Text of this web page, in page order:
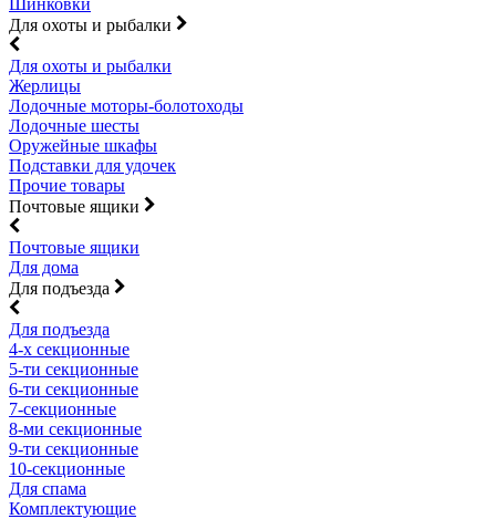
Шинковки
Для охоты и рыбалки
Для охоты и рыбалки
Жерлицы
Лодочные моторы-болотоходы
Лодочные шесты
Оружейные шкафы
Подставки для удочек
Прочие товары
Почтовые ящики
Почтовые ящики
Для дома
Для подъезда
Для подъезда
4-х секционные
5-ти секционные
6-ти секционные
7-секционные
8-ми секционные
9-ти секционные
10-секционные
Для спама
Комплектующие